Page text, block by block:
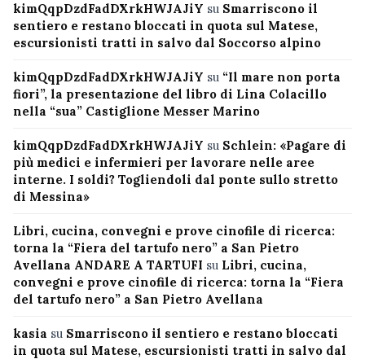
kimQqpDzdFadDXrkHWJAJiY su Smarriscono il
sentiero e restano bloccati in quota sul Matese,
escursionisti tratti in salvo dal Soccorso alpino
kimQqpDzdFadDXrkHWJAJiY su “Il mare non porta
fiori”, la presentazione del libro di Lina Colacillo
nella “sua” Castiglione Messer Marino
kimQqpDzdFadDXrkHWJAJiY su Schlein: «Pagare di
più medici e infermieri per lavorare nelle aree
interne. I soldi? Togliendoli dal ponte sullo stretto
di Messina»
Libri, cucina, convegni e prove cinofile di ricerca:
torna la “Fiera del tartufo nero” a San Pietro
Avellana ANDARE A TARTUFI su Libri, cucina,
convegni e prove cinofile di ricerca: torna la “Fiera
del tartufo nero” a San Pietro Avellana
kasia su Smarriscono il sentiero e restano bloccati
in quota sul Matese, escursionisti tratti in salvo dal